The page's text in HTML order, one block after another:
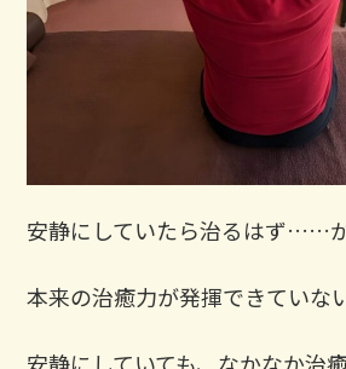
安静にしていたら治るはず……
本来の治癒力が発揮できていな